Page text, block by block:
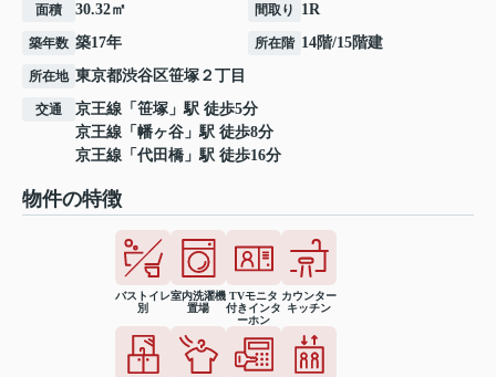
面積 30.32㎡ 間取り 1R
築年数 築17年 所在階 14階/15階建
所在地 東京都渋谷区笹塚 ２丁目
交通 京王線 「 笹塚 」駅 徒歩5分
京王線 「 幡ヶ谷 」駅 徒歩8分
京王線 「 代田橋 」駅 徒歩16分
物件の特徴
バストイレ
別
室内洗濯機
置場
TVモニタ
付きインタ
ーホン
カウンター
キッチン